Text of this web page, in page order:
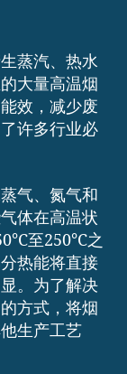
蒸汽、热水
大量高温烟
效，减少废
许多行业必
气、氮气和
体在高温状
至250°C之
热能将直接
。为了解决
方式，将烟
生产工艺